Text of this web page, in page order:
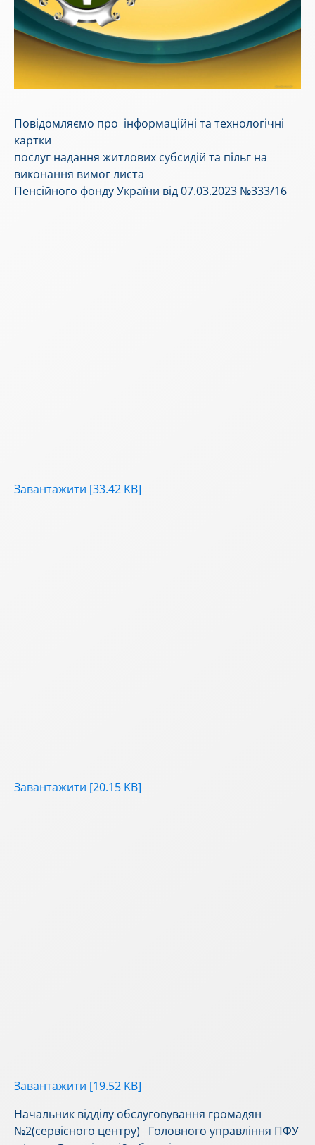
Повідомляємо про інформаційні та технологічні
картки
послуг надання житлових субсидій та пільг на
виконання вимог листа
Пенсійного фонду України від 07.03.2023 №333/16
Завантажити [33.42 KB]
Завантажити [20.15 KB]
Завантажити [19.52 KB]
Начальник відділу обслуговування громадян
№2(сервісного центру) Головного управління ПФУ